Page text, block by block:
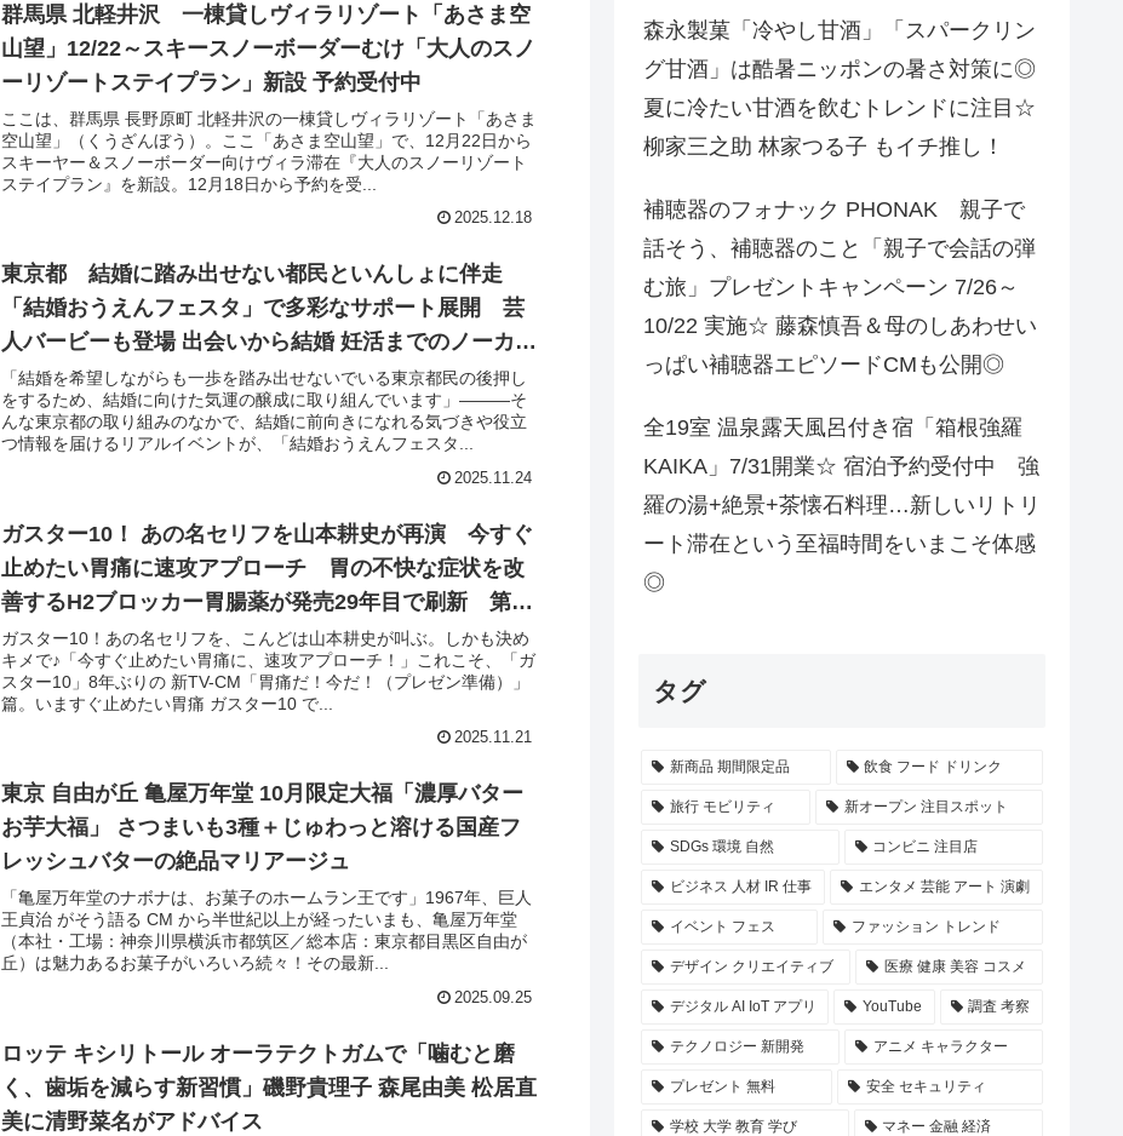
群馬県 北軽井沢 一棟貸しヴィラリゾート「あさま空
山望」12/22～スキースノーボーダーむけ「大人のスノ
ーリゾートステイプラン」新設 予約受付中
ここは、群馬県 長野原町 北軽井沢の一棟貸しヴィラリゾート「あさま
空山望」（くうざんぼう）。ここ「あさま空山望」で、12月22日から
スキーヤー＆スノーボーダー向けヴィラ滞在『大人のスノーリゾート
ステイプラン』を新設。12月18日から予約を受...
2025.12.18
東京都 結婚に踏み出せない都民といんしょに伴走
「結婚おうえんフェスタ」で多彩なサポート展開 芸
人バービーも登場 出会いから結婚 妊活までのノーカッ
ト収録映像にヒントがいっぱい
「結婚を希望しながらも一歩を踏み出せないでいる東京都民の後押し
をするため、結婚に向けた気運の醸成に取り組んでいます」―――そ
んな東京都の取り組みのなかで、結婚に前向きになれる気づきや役立
つ情報を届けるリアルイベントが、「結婚おうえんフェスタ...
2025.11.24
ガスター10！ あの名セリフを山本耕史が再演 今すぐ
止めたい胃痛に速攻アプローチ 胃の不快な症状を改
善するH2ブロッカー胃腸薬が発売29年目で刷新 第一
三共ヘルスケア
ガスター10！あの名セリフを、こんどは山本耕史が叫ぶ。しかも決め
キメで♪「今すぐ止めたい胃痛に、速攻アプローチ！」これこそ、「ガ
スター10」8年ぶりの 新TV-CM「胃痛だ！今だ！（プレゼン準備）」
篇。いますぐ止めたい胃痛 ガスター10 で...
2025.11.21
東京 自由が丘 亀屋万年堂 10月限定大福「濃厚バター
お芋大福」 さつまいも3種＋じゅわっと溶ける国産フ
レッシュバターの絶品マリアージュ
「亀屋万年堂のナボナは、お菓子のホームラン王です」1967年、巨人
王貞治 がそう語る CM から半世紀以上が経ったいまも、亀屋万年堂
（本社・工場：神奈川県横浜市都筑区／総本店：東京都目黒区自由が
丘）は魅力あるお菓子がいろいろ続々！その最新...
2025.09.25
ロッテ キシリトール オーラテクトガムで「噛むと磨
く、歯垢を減らす新習慣」磯野貴理子 森尾由美 松居直
美に清野菜名がアドバイス
森永製菓「冷やし甘酒」「スパークリン
グ甘酒」は酷暑ニッポンの暑さ対策に◎
夏に冷たい甘酒を飲むトレンドに注目☆
柳家三之助 林家つる子 もイチ推し！
補聴器のフォナック PHONAK 親子で
話そう、補聴器のこと「親子で会話の弾
む旅」プレゼントキャンペーン 7/26～
10/22 実施☆ 藤森慎吾＆母のしあわせい
っぱい補聴器エピソードCMも公開◎
全19室 温泉露天風呂付き宿「箱根強羅
KAIKA」7/31開業☆ 宿泊予約受付中 強
羅の湯+絶景+茶懐石料理…新しいリトリ
ート滞在という至福時間をいまこそ体感
◎
タグ
新商品 期間限定品 飲食 フード ドリンク
旅行 モビリティ 新オープン 注目スポット
SDGs 環境 自然 コンビニ 注目店
ビジネス 人材 IR 仕事 エンタメ 芸能 アート 演劇
イベント フェス ファッション トレンド
デザイン クリエイティブ 医療 健康 美容 コスメ
デジタル AI IoT アプリ YouTube 調査 考察
テクノロジー 新開発 アニメ キャラクター
プレゼント 無料 安全 セキュリティ
学校 大学 教育 学び マネー 金融 経済